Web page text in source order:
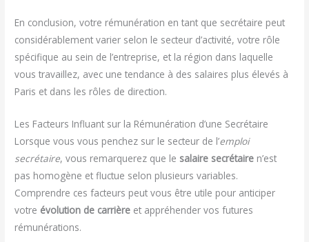
En conclusion, votre rémunération en tant que secrétaire peut
considérablement varier selon le secteur d’activité, votre rôle
spécifique au sein de l’entreprise, et la région dans laquelle
vous travaillez, avec une tendance à des salaires plus élevés à
Paris et dans les rôles de direction.
Les Facteurs Influant sur la Rémunération d’une Secrétaire
Lorsque vous vous penchez sur le secteur de l’emploi
secrétaire, vous remarquerez que le salaire secrétaire n’est
pas homogène et fluctue selon plusieurs variables.
Comprendre ces facteurs peut vous être utile pour anticiper
votre évolution de carrière et appréhender vos futures
rémunérations.